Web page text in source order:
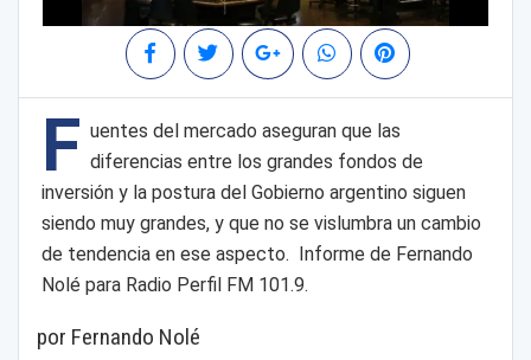
F uentes del mercado aseguran que las
diferencias entre los grandes fondos de
inversión y la postura del Gobierno argentino siguen
siendo muy grandes, y que no se vislumbra un cambio
de tendencia en ese aspecto. Informe de Fernando
Nolé para Radio Perfil FM 101.9.
por Fernando Nolé